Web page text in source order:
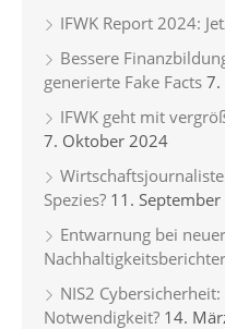
IFWK Report 2024:
Bessere
generierte Fake Facts 7.
IFWK geht mit
7. Oktober 2024
Spezies? 11.
Entwarnung bei
NIS2
Notwendigkeit? 14.